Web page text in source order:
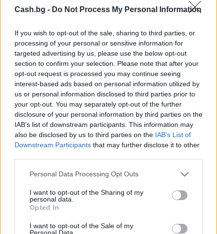
Cash.bg - Do Not Process My Personal Information
If you wish to opt-out of the sale, sharing to third parties, or
processing of your personal or sensitive information for
targeted advertising by us, please use the below opt-out
section to confirm your selection. Please note that after your
opt-out request is processed you may continue seeing
interest-based ads based on personal information utilized by
us or personal information disclosed to third parties prior to
your opt-out. You may separately opt-out of the further
disclosure of your personal information by third parties on the
IAB’s list of downstream participants. This information may
also be disclosed by us to third parties on the IAB’s List of
Downstream Participants that may further disclose it to other
Personal Data Processing Opt Outs
I want to opt-out of the Sharing of my
personal data.
Opted In
I want to opt-out of the Sale of my
Personal Data.
Изкуствен интелект за първи път
създаде нови жизнеспособни вируси
07.08.2026 / 15:30